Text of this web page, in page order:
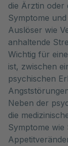
die Ärztin oder
Symptome
Auslöser wie
anhaltende
Wichtig für
ist, zwischen
psychischen
Neben der
die
Symptome